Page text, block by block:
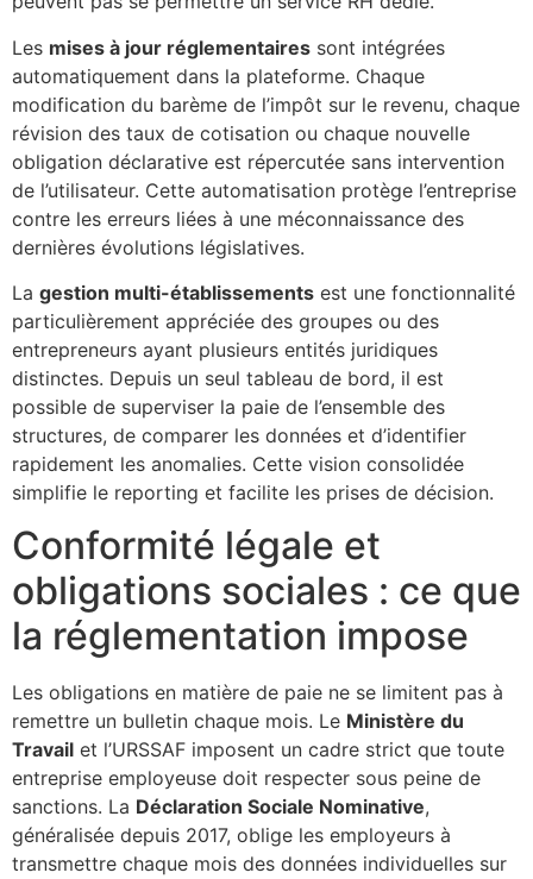
Les mises à jour réglementaires sont intégrées
automatiquement dans la plateforme. Chaque
modification du barème de l’impôt sur le revenu, chaque
révision des taux de cotisation ou chaque nouvelle
obligation déclarative est répercutée sans intervention
de l’utilisateur. Cette automatisation protège l’entreprise
contre les erreurs liées à une méconnaissance des
dernières évolutions législatives.
La gestion multi-établissements est une fonctionnalité
particulièrement appréciée des groupes ou des
entrepreneurs ayant plusieurs entités juridiques
distinctes. Depuis un seul tableau de bord, il est
possible de superviser la paie de l’ensemble des
structures, de comparer les données et d’identifier
rapidement les anomalies. Cette vision consolidée
simplifie le reporting et facilite les prises de décision.
Conformité légale et
obligations sociales : ce que
la réglementation impose
Les obligations en matière de paie ne se limitent pas à
remettre un bulletin chaque mois. Le Ministère du
Travail et l’URSSAF imposent un cadre strict que toute
entreprise employeuse doit respecter sous peine de
sanctions. La Déclaration Sociale Nominative,
généralisée depuis 2017, oblige les employeurs à
transmettre chaque mois des données individuelles sur